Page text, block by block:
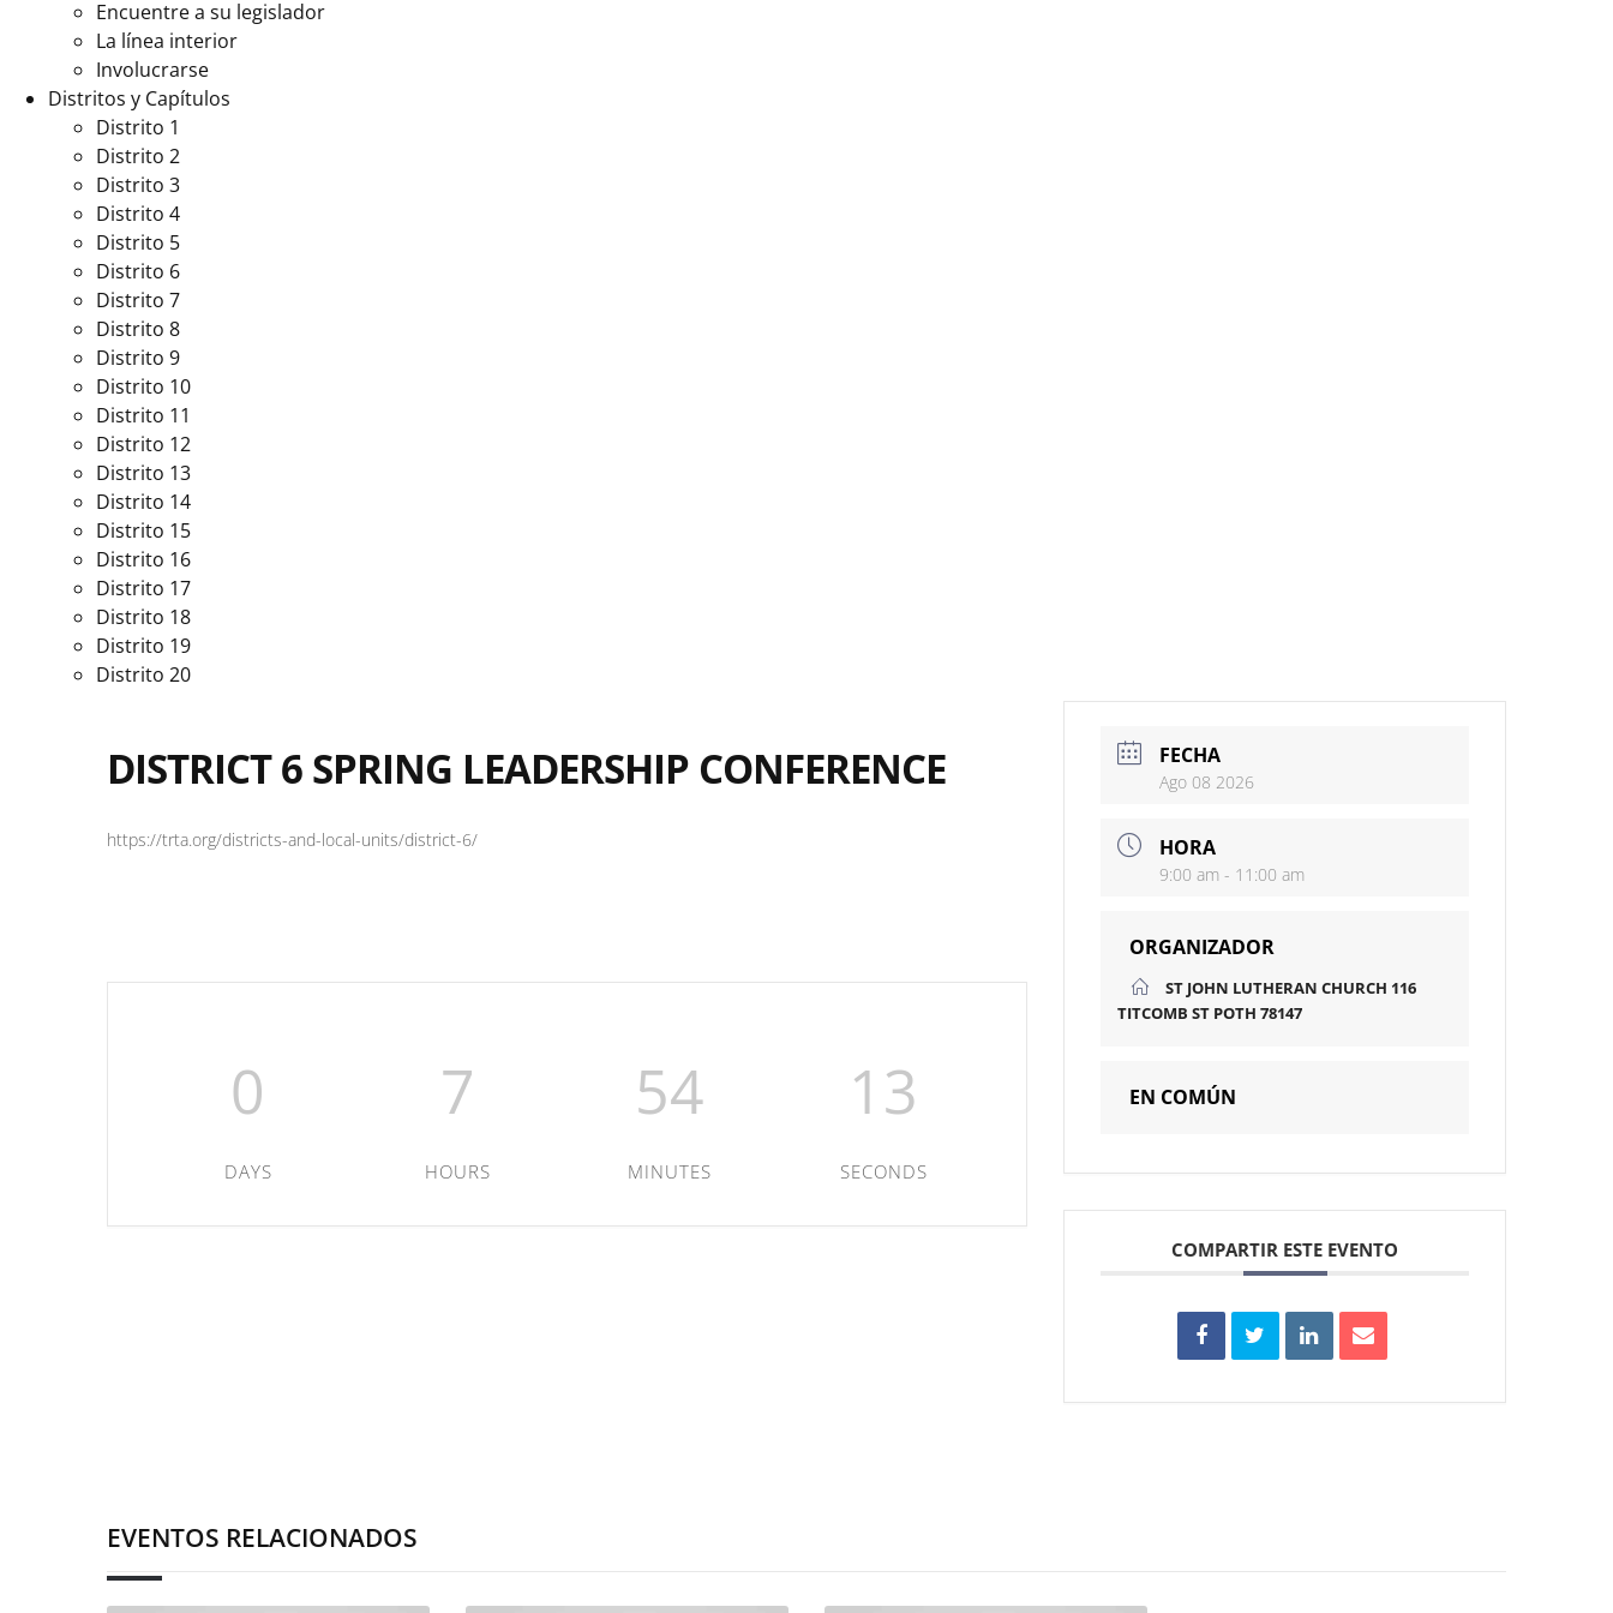
Encuentre a su legislador
La línea interior
Involucrarse
Distritos y Capítulos
Distrito 1
Distrito 2
Distrito 3
Distrito 4
Distrito 5
Distrito 6
Distrito 7
Distrito 8
Distrito 9
Distrito 10
Distrito 11
Distrito 12
Distrito 13
Distrito 14
Distrito 15
Distrito 16
Distrito 17
Distrito 18
Distrito 19
Distrito 20
DISTRICT 6 SPRING LEADERSHIP CONFERENCE
https://trta.org/districts-and-local-units/district-6/
0
DAYS
7
HOURS
54
MINUTES
12
SECONDS
FECHA
Ago 08 2026
HORA
9:00 am - 11:00 am
ORGANIZADOR
ST JOHN LUTHERAN CHURCH 116
TITCOMB ST POTH 78147
EN COMÚN
COMPARTIR ESTE EVENTO
EVENTOS RELACIONADOS